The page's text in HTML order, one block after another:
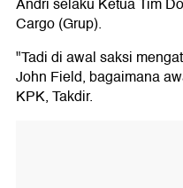
Andri selaku Ketua Tim
Cargo (Grup).
"Tadi di awal saksi
John Field, bagaimana
KPK, Takdir.